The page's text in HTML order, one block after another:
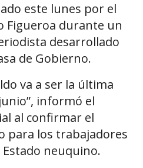
este lunes por el
Figueroa durante un
desarrollado
de Gobierno.
va a ser la última
informó el
al confirmar el
para los trabajadores
neuquino.